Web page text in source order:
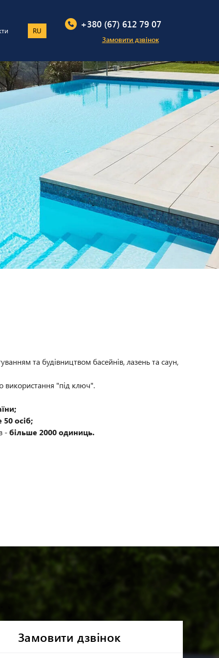
RU
+380 (67) 612 79 07
Замовити дзвінок
та будівництвом басейнів, лазень та саун,
використання "під ключ".
50 осіб;
-більше 2000 одиниць.
Андрій Кавченко
Керівник проектів
Замовити дзвінок